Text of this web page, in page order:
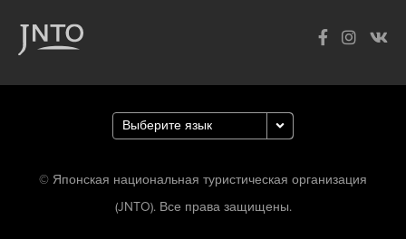
© Японская национальная туристическая организация
(JNTO). Все права защищены.